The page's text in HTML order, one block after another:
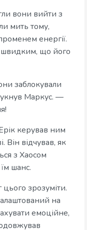
вони вийти з
мить тому,
енергії.
швидким, що його
заблокували
Маркус. —
керував ним
відчував, як
з Хаосом
шанс.
зрозуміти.
на
емоційне,